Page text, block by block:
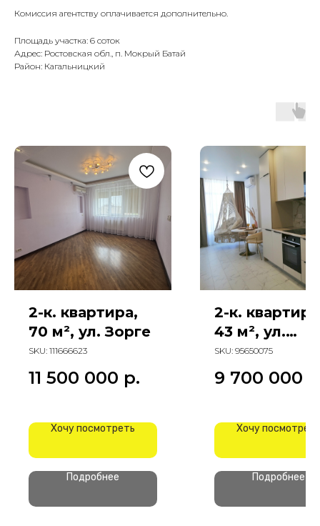
Комиссия агентству оплачивается дополнительно.
Площадь участка: 6 соток
Адрес: Ростовская обл., п. Мокрый Батай
Район: Кагальницкий
2-к. квартира,
70 м², ул. Зорге
SKU: 111666623
11 500 000 р.
Хочу посмотреть
Подробнее
2-к.
43 м², ул.
ая
SKU: 95650075
9 700 000
Хочу посмотреть
Подробнее